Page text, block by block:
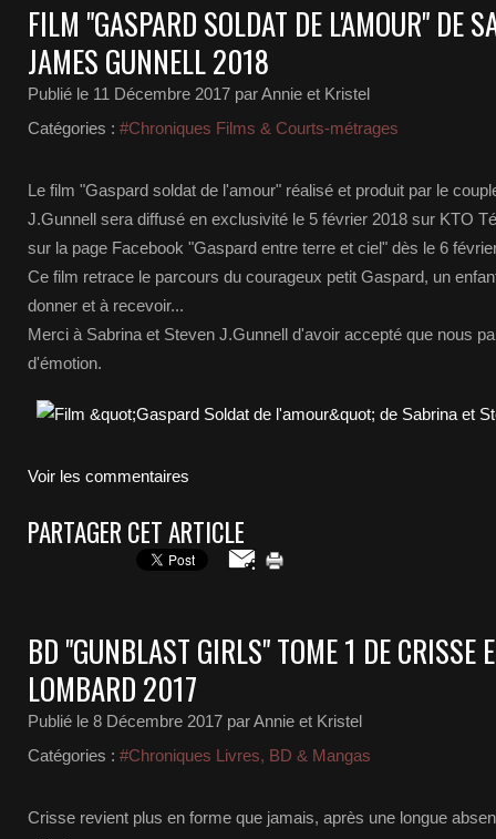
FILM "GASPARD SOLDAT DE L'AMOUR" DE
JAMES GUNNELL 2018
Publié le 11 Décembre 2017 par Annie et Kristel
Catégories : #Chroniques Films & Courts-métrages
Le film "Gaspard soldat de l'amour" réalisé et produit par le
J.Gunnell sera diffusé en exclusivité le 5 février 2018 sur KTO
sur la page Facebook "Gaspard entre terre et ciel" dès le 6
Ce film retrace le parcours du courageux petit Gaspard, un
donner et à recevoir...
Merci à Sabrina et Steven J.Gunnell d'avoir accepté que nous
d'émotion.
Voir les commentaires
PARTAGER CET ARTICLE
BD "GUNBLAST GIRLS" TOME 1 DE CRISSE
LOMBARD 2017
Publié le 8 Décembre 2017 par Annie et Kristel
Catégories : #Chroniques Livres, BD & Mangas
Crisse revient plus en forme que jamais, après une longue